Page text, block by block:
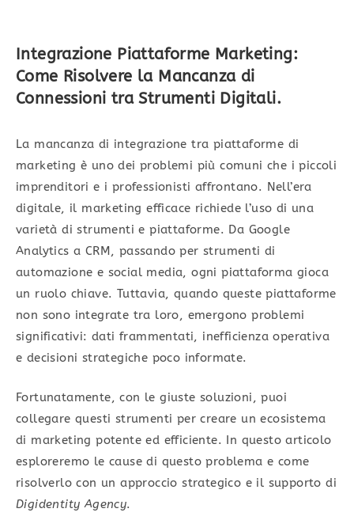
Integrazione Piattaforme Marketing:
Come Risolvere la Mancanza di
Connessioni tra Strumenti Digitali.
La mancanza di integrazione tra piattaforme di
marketing è uno dei problemi più comuni che i piccoli
imprenditori e i professionisti affrontano. Nell’era
digitale, il marketing efficace richiede l’uso di una
varietà di strumenti e piattaforme. Da Google
Analytics a CRM, passando per strumenti di
automazione e social media, ogni piattaforma gioca
un ruolo chiave. Tuttavia, quando queste piattaforme
non sono integrate tra loro, emergono problemi
significativi: dati frammentati, inefficienza operativa
e decisioni strategiche poco informate.
Fortunatamente, con le giuste soluzioni, puoi
collegare questi strumenti per creare un ecosistema
di marketing potente ed efficiente. In questo articolo
esploreremo le cause di questo problema e come
risolverlo con un approccio strategico e il supporto di
Digidentity Agency.